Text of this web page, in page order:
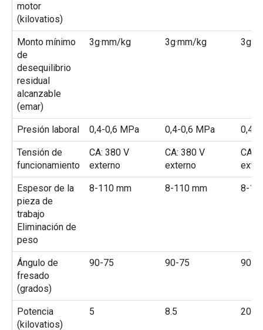
motor
(kilovatios)
Monto mínimo
de
desequilibrio
residual
alcanzable
(emar)
3g·mm/kg 3g·mm/kg
Presión laboral 0,4-0,6 MPa 0,4-0,6 MPa 0,4-
Tensión de
funcionamiento
CA: 380 V
externo
CA: 380 V
externo
CA:
Espesor de la
pieza de
trabajo
Eliminación de
peso
8-110 mm 8-110 mm 8-
Ángulo de
fresado
(grados)
90-75 90-75 90-
Potencia
(kilovatios)
5 8.5 20